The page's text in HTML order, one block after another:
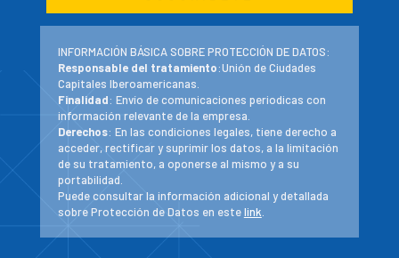
INFORMACIÓN BÁSICA SOBRE PROTECCIÓN DE DATOS:
Responsable del tratamiento:Unión de Ciudades
Capitales Iberoamericanas.
Finalidad: Envío de comunicaciones periodicas con
información relevante de la empresa.
Derechos: En las condiciones legales, tiene derecho a
acceder, rectificar y suprimir los datos, a la limitación
de su tratamiento, a oponerse al mismo y a su
portabilidad.
Puede consultar la información adicional y detallada
sobre Protección de Datos en estelink.